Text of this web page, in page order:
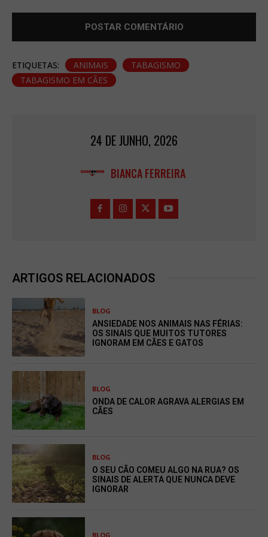
ETIQUETAS: ANIMAIS
TABAGISMO
TABAGISMO EM CÃES
24 DE JUNHO, 2026
BIANCA FERREIRA
ARTIGOS RELACIONADOS
BLOG
ANSIEDADE NOS ANIMAIS NAS FÉRIAS:
OS SINAIS QUE MUITOS TUTORES
IGNORAM EM CÃES E GATOS
BLOG
ONDA DE CALOR AGRAVA ALERGIAS EM
CÃES
BLOG
O SEU CÃO COMEU ALGO NA RUA? OS
SINAIS DE ALERTA QUE NUNCA DEVE
IGNORAR
BLOG